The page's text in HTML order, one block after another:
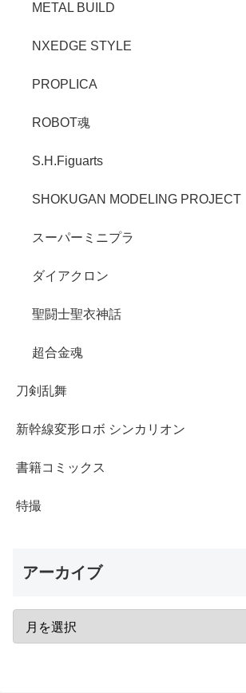
METAL BUILD
NXEDGE STYLE
PROPLICA
ROBOT魂
S.H.Figuarts
SHOKUGAN MODELING PROJECT
スーパーミニプラ
ダイアクロン
聖闘士聖衣神話
超合金魂
刀剣乱舞
新幹線変形ロボ シンカリオン
書籍コミックス
特撮
アーカイブ